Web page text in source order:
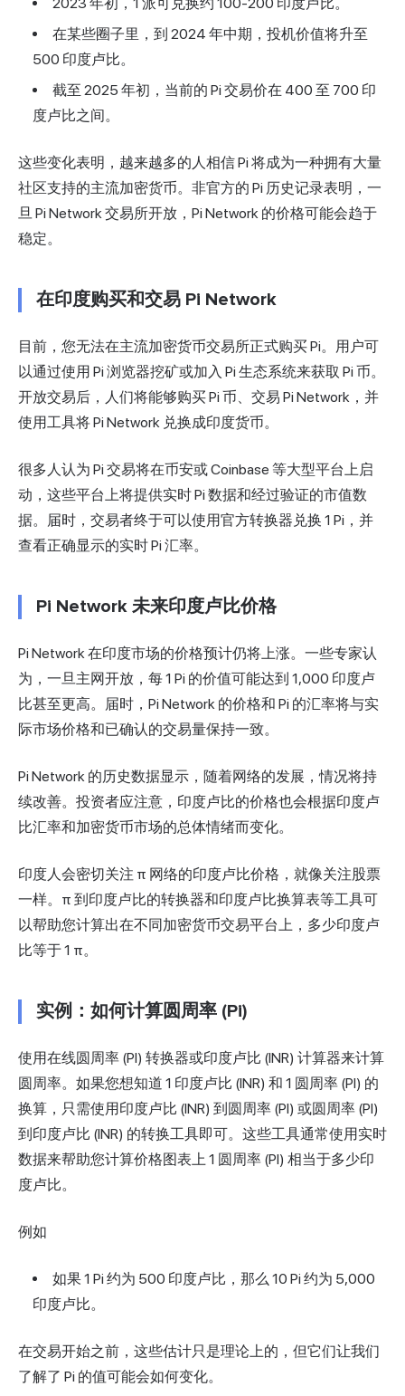
在某些圈子里，到 2024 年中期，投机价值将升至
500 印度卢比。
截至 2025 年初，当前的 Pi 交易价在 400 至 700 印
度卢比之间。
这些变化表明，越来越多的人相信 Pi 将成为一种拥有大量
社区支持的主流加密货币。非官方的 Pi 历史记录表明，一
旦 Pi Network交易所开放，Pi Network 的价格可能会趋于
稳定。
在印度购买和交易 Pi Network
目前，您无法在主流加密货币交易所正式购买 Pi。用户可
以通过使用 Pi 浏览器挖矿或加入 Pi 生态系统来获取 Pi 币。
开放交易后，人们将能够购买 Pi 币、交易 Pi Network，并
使用工具将 Pi Network 兑换成印度货币。
很多人认为 Pi 交易将在币安或 Coinbase 等大型平台上启
动，这些平台上将提供实时 Pi 数据和经过验证的市值数
据。届时，交易者终于可以使用官方转换器兑换 1 Pi，并
查看正确显示的实时 Pi 汇率。
Pi Network 未来印度卢比价格
Pi Network 在印度市场的价格预计仍将上涨。一些专家认
为，一旦主网开放，每 1 Pi 的价值可能达到 1,000 印度卢
比甚至更高。届时，Pi Network 的价格和 Pi 的汇率将与实
际市场价格和已确认的交易量保持一致。
Pi Network 的历史数据显示，随着网络的发展，情况将持
续改善。投资者应注意，印度卢比的价格也会根据印度卢
比汇率和加密货币市场的总体情绪而变化。
印度人会密切关注 π 网络的印度卢比价格，就像关注股票
一样。π 到印度卢比的转换器和印度卢比换算表等工具可
以帮助您计算出在不同加密货币交易平台上，多少印度卢
比等于 1 π。
实例：如何计算圆周率 (Pi)
使用在线圆周率 (PI) 转换器或印度卢比 (INR) 计算器来计算
圆周率。如果您想知道 1 印度卢比 (INR) 和 1 圆周率 (PI) 的
换算，只需使用印度卢比 (INR) 到圆周率 (PI) 或圆周率 (PI)
到印度卢比 (INR) 的转换工具即可。这些工具通常使用实时
数据来帮助您计算价格图表上 1 圆周率 (PI) 相当于多少印
度卢比。
例如
如果 1 Pi 约为 500 印度卢比，那么 10 Pi 约为 5,000
印度卢比。
在交易开始之前，这些估计只是理论上的，但它们让我们
了解了 Pi 的值可能会如何变化。